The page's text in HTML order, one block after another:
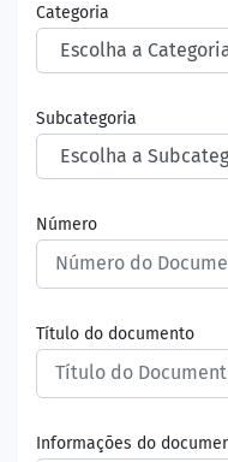
Categoria
Subcategoria
Número
Título do documento
Informações do